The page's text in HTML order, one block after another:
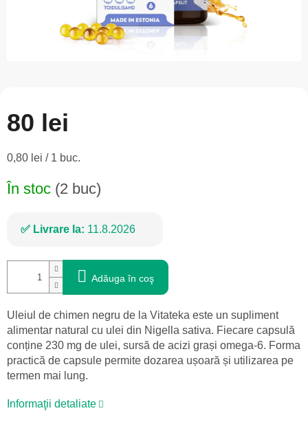
80 lei
Evaluare
0,80 lei / 1 buc.
În stoc (2 buc)
Livrare la: 11.8.2026
Adăuga în coş
Uleiul de chimen negru de la Vitateka este un supliment
alimentar natural cu ulei din Nigella sativa. Fiecare capsulă
conține 230 mg de ulei, sursă de acizi grași omega-6. Forma
practică de capsule permite dozarea ușoară și utilizarea pe
termen mai lung.
Informaţii detaliate